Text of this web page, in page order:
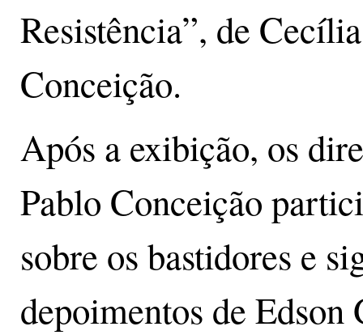
Resistência”, de
Conceição.
Após a exibição, os
Pablo Conceição
sobre os bastidores e
depoimentos de